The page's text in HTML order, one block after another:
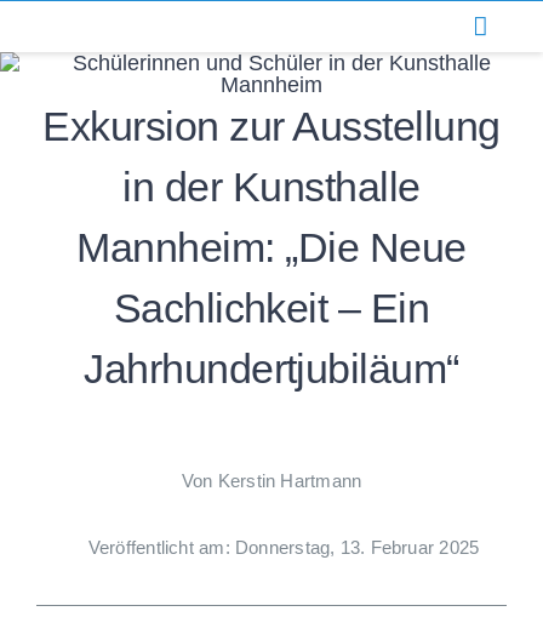
Inhalt
springenExkursion zur Ausstellung
in der Kunsthalle
Mannheim: „Die Neue
Sachlichkeit – Ein
Jahrhundertjubiläum“
Von Kerstin Hartmann
Veröffentlicht am: Donnerstag, 13. Februar 2025